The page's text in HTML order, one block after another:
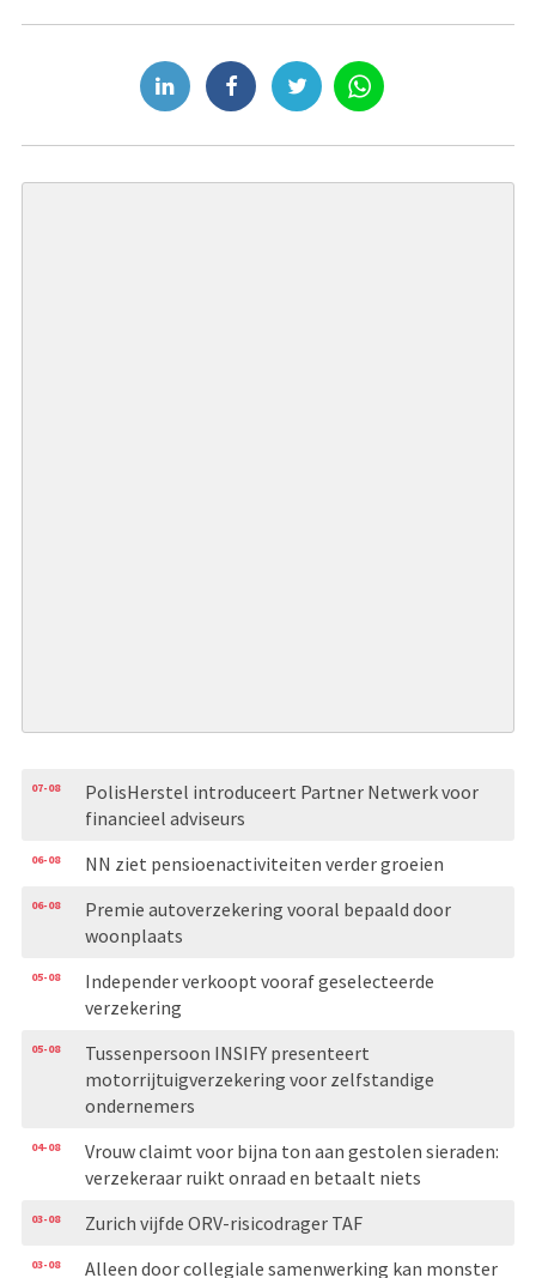
07-08
PolisHerstel introduceert Partner Netwerk voor
financieel adviseurs
06-08 NN ziet pensioenactiviteiten verder groeien
06-08
Premie autoverzekering vooral bepaald door
woonplaats
05-08
Independer verkoopt vooraf geselecteerde
verzekering
05-08
Tussenpersoon INSIFY presenteert
motorrijtuigverzekering voor zelfstandige
ondernemers
04-08
Vrouw claimt voor bijna ton aan gestolen sieraden:
verzekeraar ruikt onraad en betaalt niets
03-08 Zurich vijfde ORV-risicodrager TAF
03-08 Alleen door collegiale samenwerking kan monster